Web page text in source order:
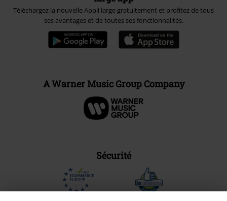
Téléchargez la nouvelle Appli large gratuitement et profitez de tous
ses avantages et de toutes ses fonctionnalités.
A Warner Music Group Company
Sécurité